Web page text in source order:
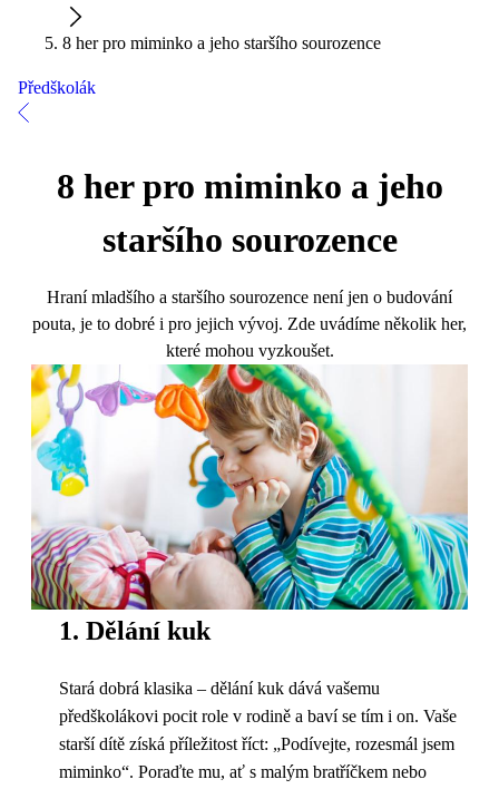
8 her pro miminko a jeho staršího sourozence
Předškolák
8 her pro miminko a jeho
staršího sourozence
Hraní mladšího a staršího sourozence není jen o budování
pouta, je to dobré i pro jejich vývoj. Zde uvádíme několik her,
které mohou vyzkoušet.
1. Dělání kuk
Stará dobrá klasika – dělání kuk dává vašemu
předškolákovi pocit role v rodině a baví se tím i on. Vaše
starší dítě získá příležitost říct: „Podívejte, rozesmál jsem
miminko“. Poraďte mu, ať s malým bratříčkem nebo